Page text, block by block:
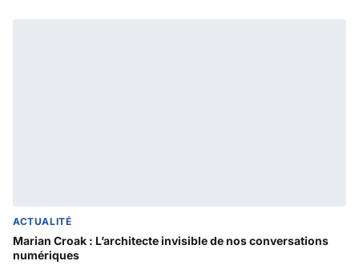
ACTUALITÉ
Marian Croak : L’architecte invisible de nos conversations
numériques